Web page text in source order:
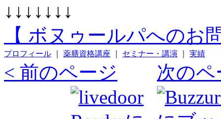
↓↓↓↓↓↓↓
【 ボヌゥールパへのお
プロフィール 薬膳資格講座 セミナー・講演 実績
< 前のページ 次のペ